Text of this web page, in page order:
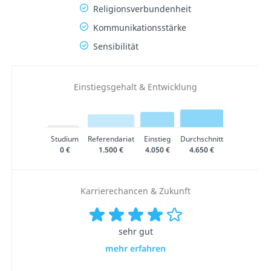
Religionsverbundenheit
Kommunikationsstärke
Sensibilität
Einstiegsgehalt & Entwicklung
Studium Referendariat Einstieg
Durchschnitt
0 €
1.500 € 4.050 € 4.650 €
Karrierechancen & Zukunft
sehr gut
mehr erfahren